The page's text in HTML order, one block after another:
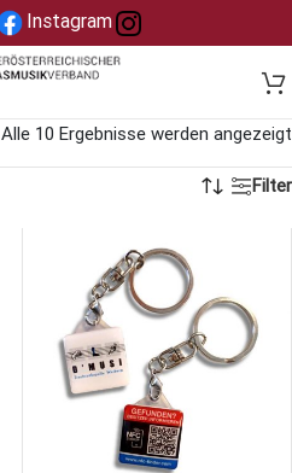
Instagram
Alle 10 Ergebnisse werden angezeigt
Filter